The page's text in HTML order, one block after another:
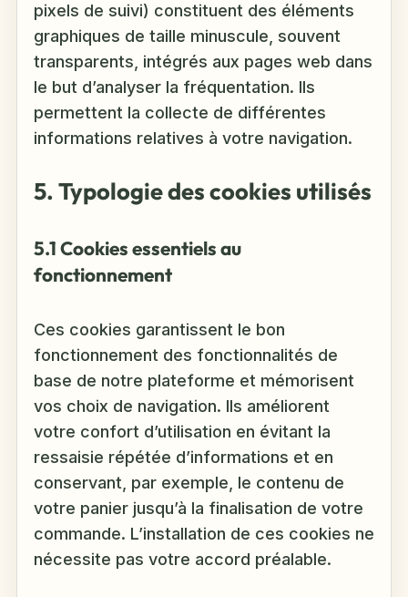
pixels de suivi) constituent des éléments
graphiques de taille minuscule, souvent
transparents, intégrés aux pages web dans
le but d’analyser la fréquentation. Ils
permettent la collecte de différentes
informations relatives à votre navigation.
5. Typologie des cookies utilisés
5.1 Cookies essentiels au
fonctionnement
Ces cookies garantissent le bon
fonctionnement des fonctionnalités de
base de notre plateforme et mémorisent
vos choix de navigation. Ils améliorent
votre confort d’utilisation en évitant la
ressaisie répétée d’informations et en
conservant, par exemple, le contenu de
votre panier jusqu’à la finalisation de votre
commande. L’installation de ces cookies ne
nécessite pas votre accord préalable.